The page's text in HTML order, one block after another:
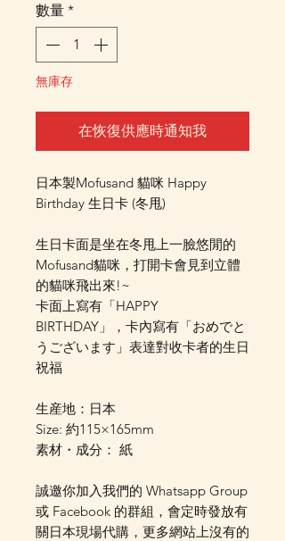
數量 *
無庫存
在恢復供應時通知我
日本製Mofusand 貓咪 Happy
Birthday 生日卡 (冬甩)
生日卡面是坐在冬甩上一臉悠閒的
Mofusand貓咪，打開卡會見到立體
的貓咪飛出來!~
卡面上寫有「HAPPY
BIRTHDAY」，卡內寫有「おめでと
うございます」表達對收卡者的生日
祝福
生産地：日本
Size: 約115×165mm
素材・成分： 紙
誠邀你加入我們的 Whatsapp Group
或 Facebook 的群組，會定時發放有
關日本現場代購，更多網站上沒有的